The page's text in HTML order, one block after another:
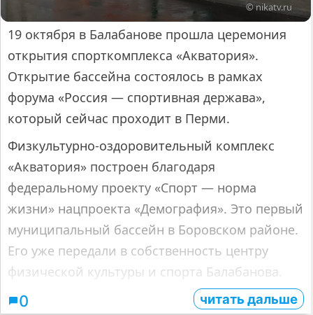
© nikatv.ru
19 октября в Балабанове прошла церемония
открытия спорткомплекса «Акватория».
Открытие бассейна состоялось в рамках
форума «Россия — спортивная держава»,
который сейчас проходит в Перми.
Физкультурно-оздоровительный комплекс
«Акватория» построен благодаря
федеральному проекту «Спорт — норма
жизни» нацпроекта «Демография». Это первый
муниципальный бассейн в Боровском районе.
Его уже передали в собственность центру
физической культуры и спорта Балабанова.
0 читать дальше